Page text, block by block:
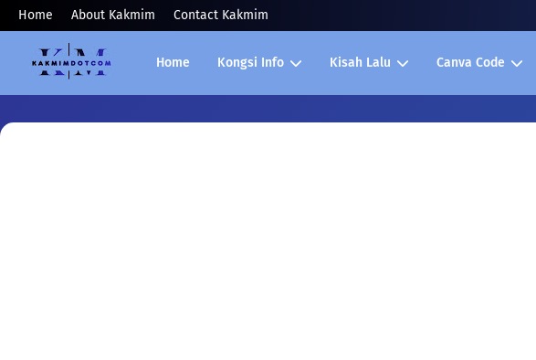
Home About Kakmim Contact Kakmim
Home Kongsi Info Kisah Lalu Canva Code